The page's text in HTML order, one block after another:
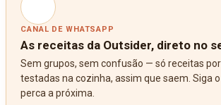
CANAL DE WHATSAPP
As receitas da Outsider, direto no
Sem grupos, sem confusão — só receitas
testadas na cozinha, assim que saem. Siga
perca a próxima.